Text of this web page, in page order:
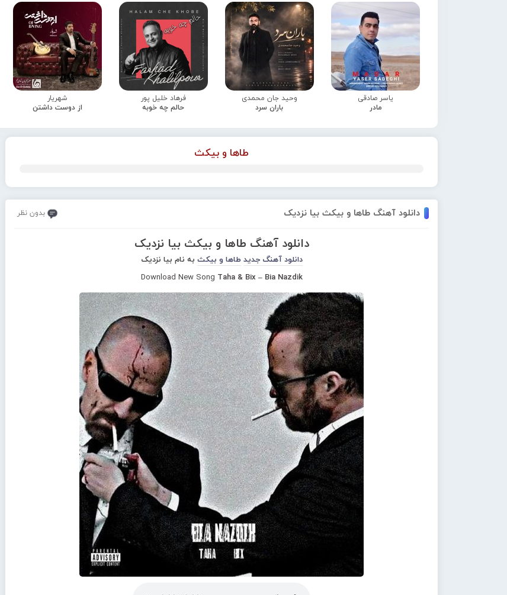
یاسر صادقی
مادر
وحید جان محمدی
باران سرد
فرهاد خلیل پور
حالم چه خوبه
شهریار
از دوست داشتن
طاها و بیکث
دانلود آهنگ طاها و بیکث بیا نزدیک بدون نظر
دانلود آهنگ طاها و بیکث بیا نزدیک
دانلود آهنگ جدید طاها و بیکث به نام بیا نزدیک
Download New Song Taha & Bix – Bia Nazdik